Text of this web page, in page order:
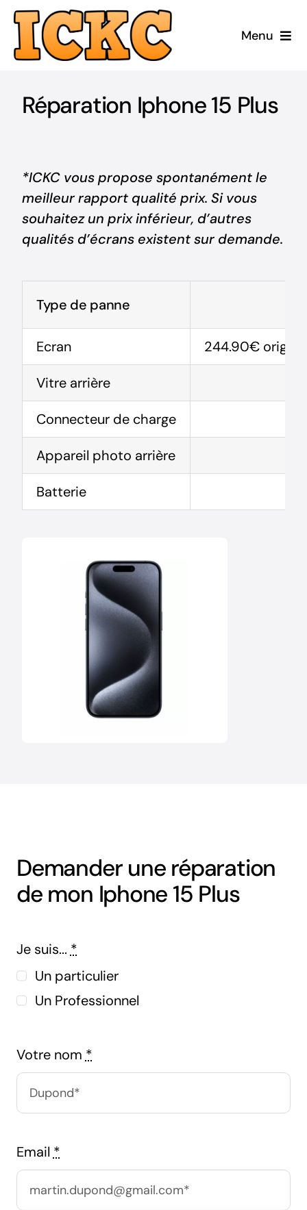
Passer
contenu
Menu
Réparer
Acheter Neuf
ICKC
Blog
Réparation Iphone 15 Plus
*ICKC vous propose spontanément le
meilleur rapport qualité prix. Si vous
souhaitez un prix inférieur, d’autres
qualités d’écrans existent sur demande.
Type de panne
Ecran 244.90€
Vitre arrière
Connecteur de charge
Appareil photo arrière
Batterie
Demander une réparation
de mon Iphone 15 Plus
Je suis... *
Un particulier
Un Professionnel
Votre nom *
Email *